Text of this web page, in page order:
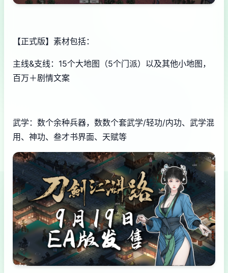
【正式版】素材包括：
主线&支线：15个大地图（5个门派）以及其他小地图，
百万＋剧情文案
武学：数个余种兵器，数数个套武学/轻功/内功、武学混
用、神功、叁才书界面、天赋等